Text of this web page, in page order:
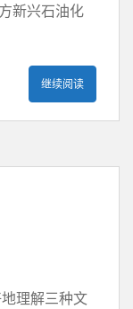
新兴石油化
继续阅读
理解三种文